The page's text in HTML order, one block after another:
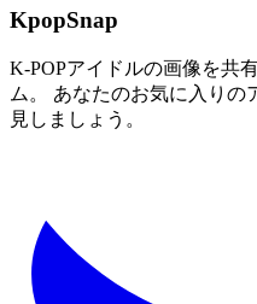
KpopSnap
K-POPアイドルの画像を共
ム。 あなたのお気に入りの
見しましょう。